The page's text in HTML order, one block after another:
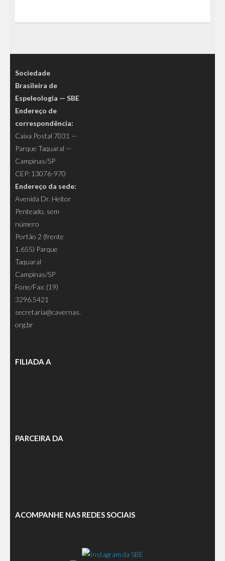
Sociedade
Brasileira de
Espeleologia — SBE
Endereço de
correspondência:
Caixa Postal 7031 —
Parque Taquaral —
Campinas/SP
CEP: 13076-970
Endereço da sede:
Avenida Dr. Heitor
Penteado, sem
número
Portão 2 (frente
1.655) Parque
Taquaral
Campinas/SP
Fone/Fax: (19)
3296.5421
secretaria@cavernas.
org.br
FILIADA A
PARCEIRA DA
ACOMPANHE NAS REDES SOCIAIS